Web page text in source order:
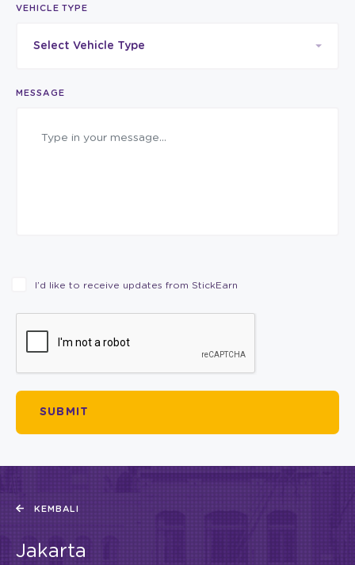
KEMBALI
Jakarta
VEHICLE TYPE
Select Vehicle Type
MESSAGE
I’d like to receive updates from StickEarn